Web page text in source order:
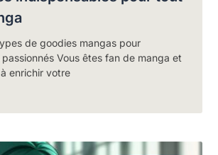
de goodies mangas pour
Vous êtes fan de manga et
enrichir votre